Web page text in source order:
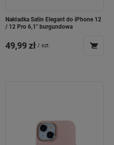
Nakładka Satin Elegant do iPhone 12
/ 12 Pro 6,1" burgundowa
49,99 zł / szt.